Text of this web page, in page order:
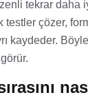
tekrar daha
testler çözer,
kaydeder.